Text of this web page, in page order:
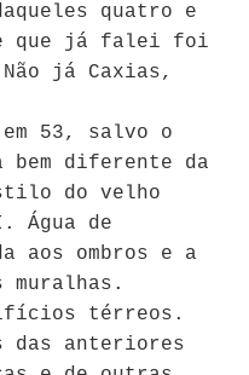
quatro e
que já falei foi
já Caxias,
53, salvo o
diferente da
do velho
Água de
aos ombros e a
muralhas.
térreos.
das anteriores